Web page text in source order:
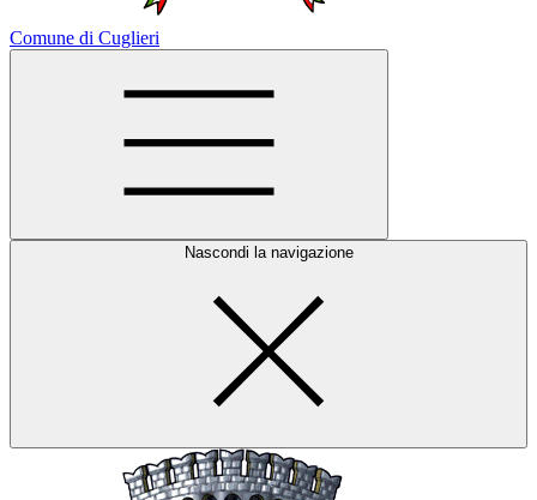
Comune di Cuglieri
Nascondi la navigazione